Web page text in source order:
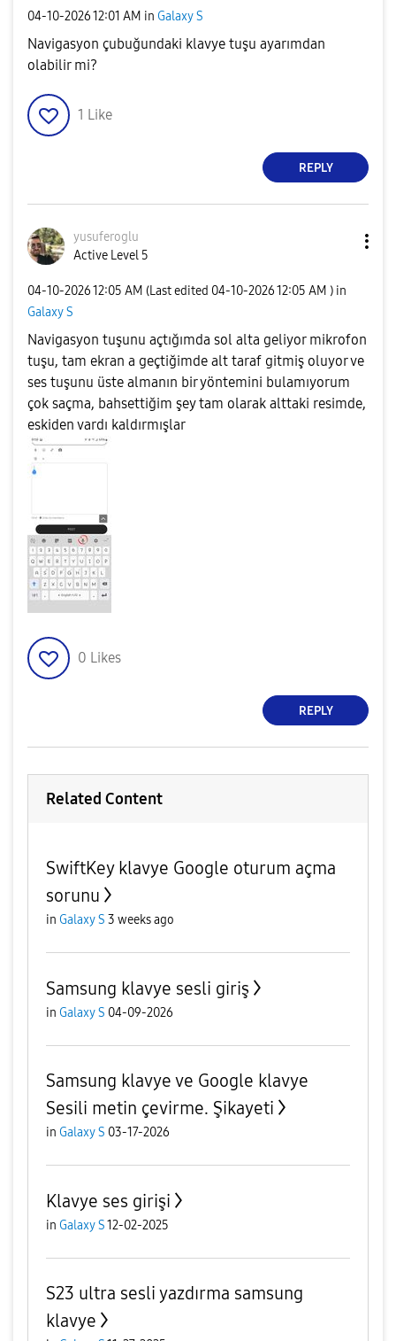
‎04-10-202612:01 AM in Galaxy S
Navigasyon çubuğundaki klavye tuşu ayarımdan
olabilir mi?
1 Like
REPLY
yusuferoglu
Active Level 5
‎04-10-202612:05 AM (Last edited ‎04-10-202612:05 AM ) in
Galaxy S
Navigasyon tuşunu açtığımda sol alta geliyor mikrofon
tuşu, tam ekran a geçtiğimde alt taraf gitmiş oluyor ve
ses tuşunu üste almanın bir yöntemini bulamıyorum
çok saçma, bahsettiğim şey tam olarak alttaki resimde,
eskiden vardı kaldırmışlar
0 Likes
REPLY
Related Content
SwiftKey klavye Google oturum açma
sorunu
in Galaxy S 3 weeks ago
Samsung klavye sesli giriş
in Galaxy S 04-09-2026
Samsung klavye ve Google klavye
Sesili metin çevirme. Şikayeti
in Galaxy S 03-17-2026
Klavye ses girişi
in Galaxy S12-02-2025
S23 ultra sesli yazdırma samsung
klavye